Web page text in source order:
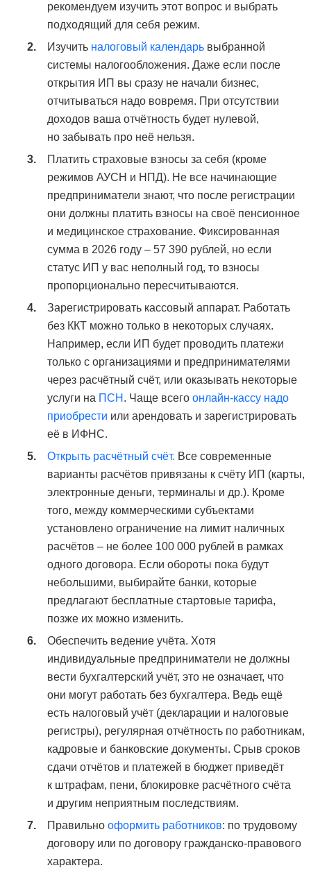
рекомендуем изучить этот вопрос и выбрать
подходящий для себя режим.
Изучить налоговый календарьвыбранной
системы налогообложения. Даже если после
открытия ИП вы сразу не начали бизнес,
отчитываться надо вовремя. При отсутствии
доходов ваша отчётность будет нулевой,
но забывать про неё нельзя.
Платить страховые взносы за себя (кроме
режимов АУСН и НПД). Не все начинающие
предприниматели знают, что после регистрации
они должны платить взносы на своё пенсионное
и медицинское страхование. Фиксированная
сумма в 2026 году – 57 390 рублей, но если
статус ИП у вас неполный год, то взносы
пропорционально пересчитываются.
Зарегистрировать кассовый аппарат. Работать
без ККТ можно только в некоторых случаях.
Например, если ИП будет проводить платежи
только с организациями и предпринимателями
через расчётный счёт, или оказывать некоторые
услуги на ПСН . Чаще всегоонлайн-кассу надо
приобрести или арендовать и зарегистрировать
её в ИФНС.
Открыть расчётный счёт. Все современные
варианты расчётов привязаны к счёту ИП (карты,
электронные деньги, терминалы и др.). Кроме
того, между коммерческими субъектами
установлено ограничение на лимит наличных
расчётов – не более 100 000 рублей в рамках
одного договора. Если обороты пока будут
небольшими, выбирайте банки, которые
предлагают бесплатные стартовые тарифа,
позже их можно изменить.
Обеспечить ведение учёта. Хотя
индивидуальные предприниматели не должны
вести бухгалтерский учёт, это не означает, что
они могут работать без бухгалтера. Ведь ещё
есть налоговый учёт (декларации и налоговые
регистры), регулярная отчётность по работникам,
кадровые и банковские документы. Срыв сроков
сдачи отчётов и платежей в бюджет приведёт
к штрафам, пени, блокировке расчётного счёта
и другим неприятным последствиям.
Правильно оформить работников: по трудовому
договору или по договору гражданско-правового
характера.